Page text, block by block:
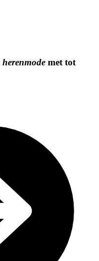
herenmode met tot